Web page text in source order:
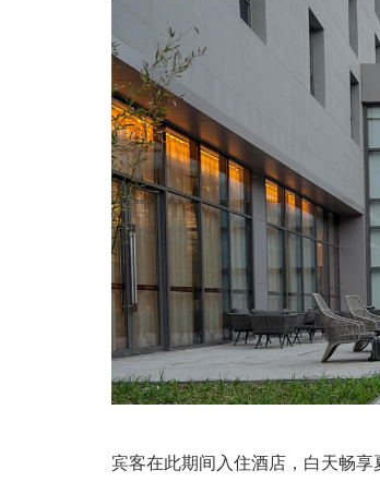
宾客在此期间入住酒店，白天畅享